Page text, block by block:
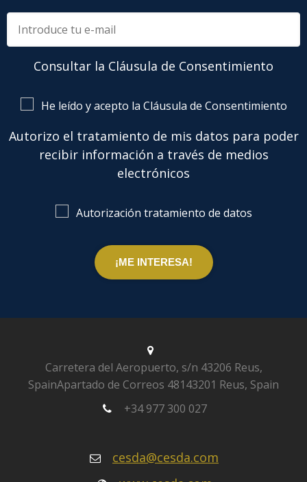
Consultar la Cláusula de Consentimiento
He leído y acepto la Cláusula de Consentimiento
Autorizo el tratamiento de mis datos para poder
recibir información a través de medios
electrónicos
Autorización tratamiento de datos
Carretera del Aeropuerto, s/n 43206 Reus,
SpainApartado de Correos 48143201 Reus, Spain
+34 977 300 027
cesda@cesda.com